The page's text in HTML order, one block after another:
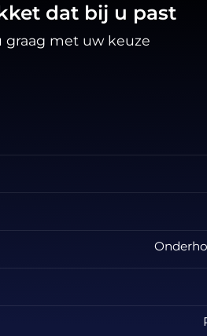
dat bij u past
graag met uw keuze